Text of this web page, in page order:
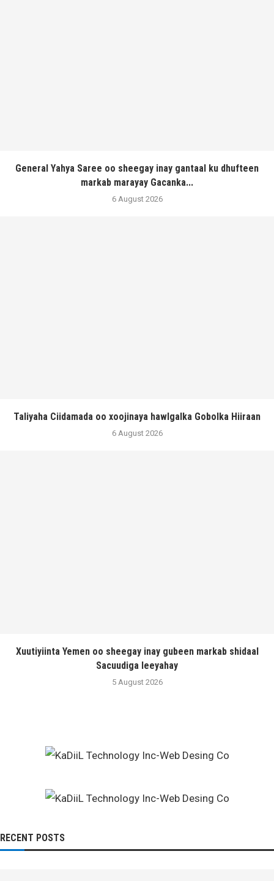
General Yahya Saree oo sheegay inay gantaal ku dhufteen
markab marayay Gacanka...
6 August 2026
Taliyaha Ciidamada oo xoojinaya hawlgalka Gobolka Hiiraan
6 August 2026
Xuutiyiinta Yemen oo sheegay inay gubeen markab shidaal
Sacuudiga leeyahay
5 August 2026
RECENT POSTS